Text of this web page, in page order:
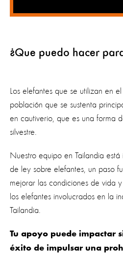
¿Que puedo hacer
Los elefantes que se utilizan en
población que se sustenta
en cautiverio, que es una forma
silvestre.
Nuestro equipo en Tailandia
de ley sobre elefantes, un paso
mejorar las condiciones de vida
los elefantes involucrados en la
Tailandia.
Tu apoyo puede impactar
éxito de impulsar una